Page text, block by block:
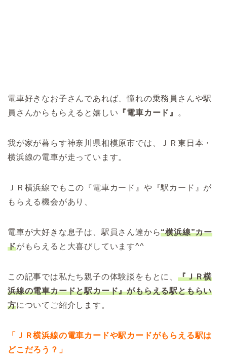
電車好きなお子さんであれば、憧れの乗務員さんや駅
員さんからもらえると嬉しい 『電車カード』 。
我が家が暮らす神奈川県相模原市では、ＪＲ東日本・
横浜線の電車が走っています。
ＪＲ横浜線でもこの『電車カード』や『駅カード』が
もらえる機会があり、
電車が大好きな息子は、駅員さん達から“横浜線”カー
ドがもらえると大喜びしています^^
この記事では私たち親子の体験談をもとに、 『ＪＲ横
浜線の電車カードと駅カード』がもらえる駅ともらい
方についてご紹介します。
「ＪＲ横浜線の電車カードや駅カードがもらえる駅は
どこだろう？」